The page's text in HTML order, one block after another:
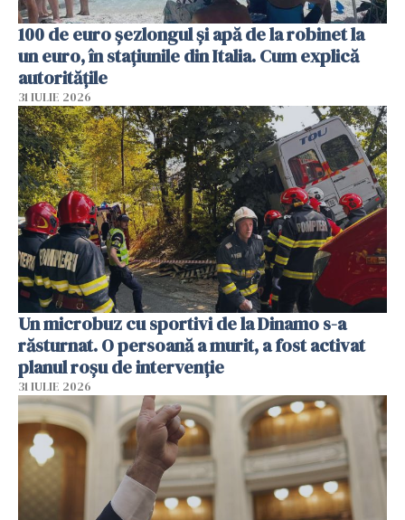
100 de euro șezlongul și apă de la robinet la
un euro, în stațiunile din Italia. Cum explică
autoritățile
31 IULIE 2026
Un microbuz cu sportivi de la Dinamo s-a
răsturnat. O persoană a murit, a fost activat
planul roșu de intervenție
31 IULIE 2026